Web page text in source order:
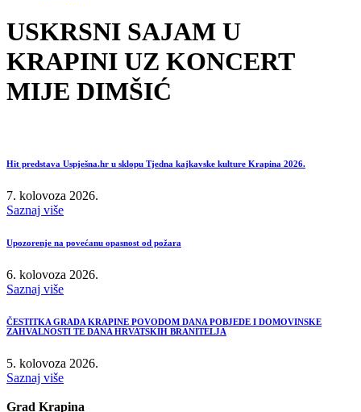
USKRSNI SAJAM U
KRAPINI UZ KONCERT
MIJE DIMŠIĆ
Hit predstava Uspješna.hr u sklopu Tjedna kajkavske kulture Krapina 2026.
7. kolovoza 2026.
Saznaj više
Upozorenje na povećanu opasnost od požara
6. kolovoza 2026.
Saznaj više
ČESTITKA GRADA KRAPINE POVODOM DANA POBJEDE I DOMOVINSKE
ZAHVALNOSTI TE DANA HRVATSKIH BRANITELJA
5. kolovoza 2026.
Saznaj više
Grad Krapina